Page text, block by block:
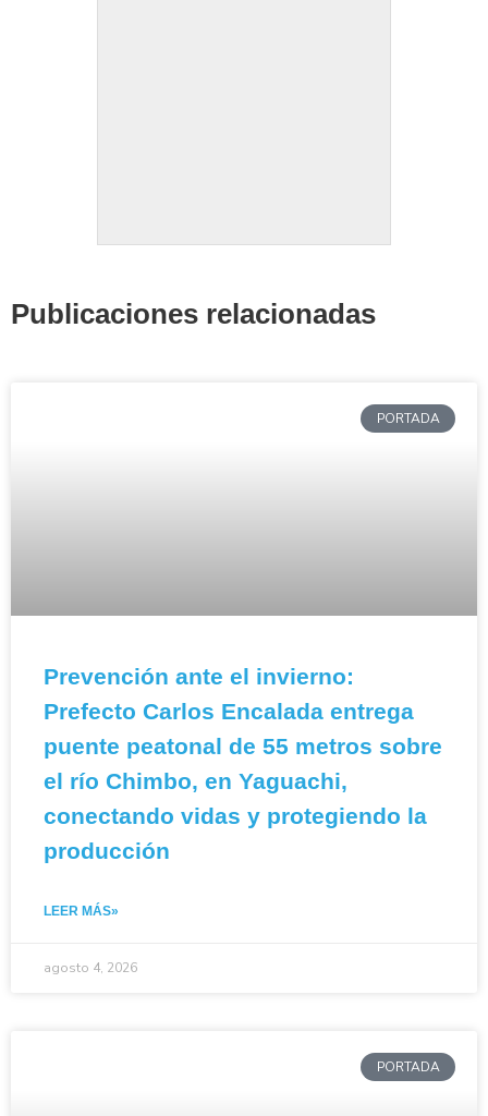
Publicaciones relacionadas
PORTADA
Prevención ante el invierno:
Prefecto Carlos Encalada entrega
puente peatonal de 55 metros sobre
el río Chimbo, en Yaguachi,
conectando vidas y protegiendo la
producción
LEER MÁS»
agosto 4, 2026
PORTADA